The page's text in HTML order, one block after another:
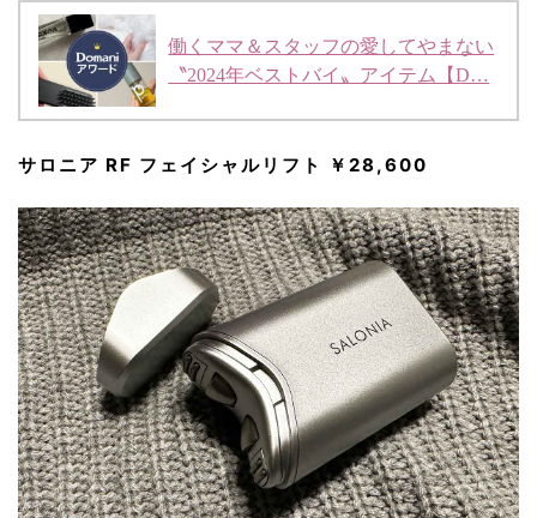
働くママ＆スタッフの愛してやまない
〝2024年ベストバイ〟アイテム【D…
サロニア RF フェイシャルリフト ￥28,600